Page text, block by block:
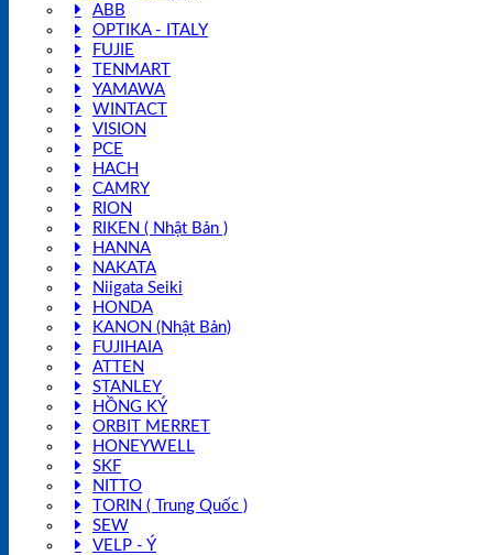
ABB
OPTIKA - ITALY
FUJIE
TENMART
YAMAWA
WINTACT
VISION
PCE
HACH
CAMRY
RION
RIKEN ( Nhật Bản )
HANNA
NAKATA
Niigata Seiki
HONDA
KANON (Nhật Bản)
FUJIHAIA
ATTEN
STANLEY
HỒNG KÝ
ORBIT MERRET
HONEYWELL
SKF
NITTO
TORIN ( Trung Quốc )
SEW
VELP - Ý